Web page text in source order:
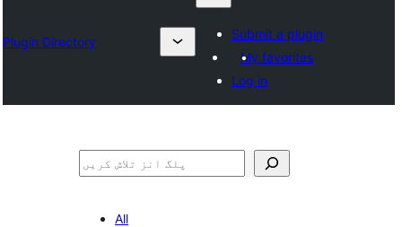
Plugin Directory
Submit a plugin
My favorites
Log in
تلاش
All